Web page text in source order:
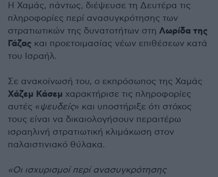
Η Χαμάς, πάντως, διέψευσε τη Δευτέρα τις
πληροφορίες περί ανασυγκρότησης των
στρατιωτικών της δυνατοτήτων στη Λωρίδα της
Γάζας και προετοιμασίας νέων επιθέσεων κατά
του Ισραήλ.
Σε ανακοίνωσή του, ο εκπρόσωπος της Χαμάς
Χάζεμ Κάσεμ χαρακτήρισε τις πληροφορίες
αυτές «ψευδείς» και υποστήριξε ότι στόχος
τους είναι να δικαιολογήσουν περαιτέρω
ισραηλινή στρατιωτική κλιμάκωση στον
παλαιστινιακό θύλακα.
«Οι ισχυρισμοί περί ανασυγκρότησης